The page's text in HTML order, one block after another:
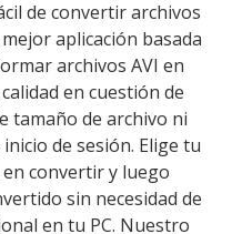
de convertir archivos
aplicación basada
archivos AVI en
en cuestión de
tamaño de archivo ni
de sesión. Elige tu
en convertir y luego
sin necesidad de
en tu PC. Nuestro